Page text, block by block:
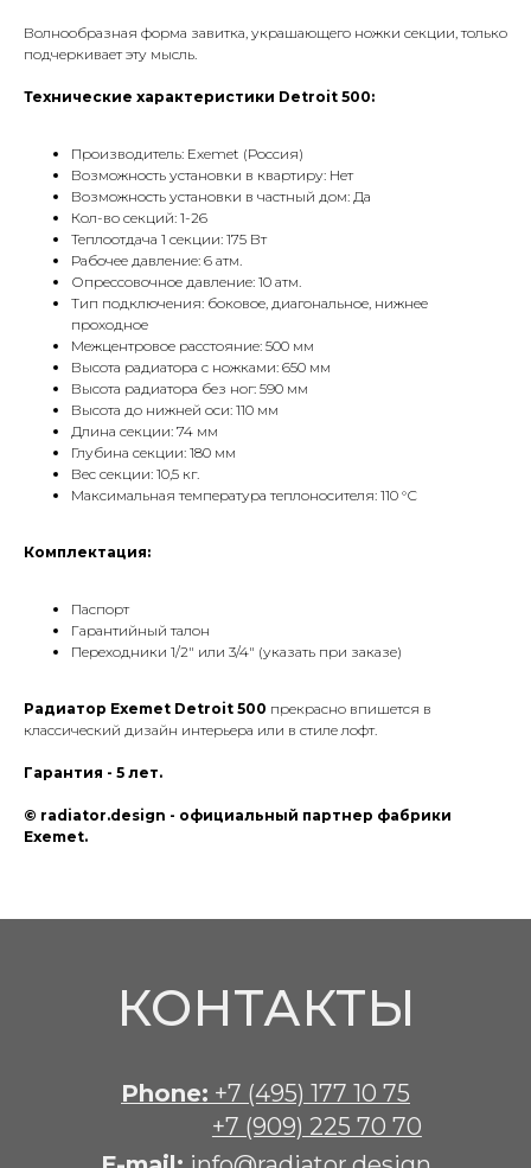
Волнообразная форма завитка, украшающего ножки секции, только
подчеркивает эту мысль.
Технические характеристики Detroit 500:
Производитель: Exemet (Россия)
Возможность установки в квартиру: Нет
Возможность установки в частный дом: Да
Кол-во секций: 1-26
Теплоотдача 1 секции: 175 Вт
Рабочее давление: 6 атм.
Опрессовочное давление: 10 атм.
Тип подключения: боковое, диагональное, нижнее
проходное
Межцентровое расстояние: 500 мм
Высота радиатора с ножками: 650 мм
Высота радиатора без ног: 590 мм
Высота до нижней оси: 110 мм
Длина секции: 74 мм
Глубина секции: 180 мм
Вес секции: 10,5 кг.
Максимальная температура теплоносителя: 110 °С
Комплектация:
Паспорт
Гарантийный талон
Переходники 1/2" или 3/4" (указать при заказе)
Радиатор Exemet Detroit 500 прекрасно впишется в
классический дизайн интерьера или в стиле лофт.
Гарантия - 5 лет.
© radiator.design - официальный партнер фабрики
Exemet.
КОНТАКТЫ
Phone:+7 (495) 177 10 75
+7 (909) 225 70 70
Политика конфиденциальности
E-mail:info@radiator.design